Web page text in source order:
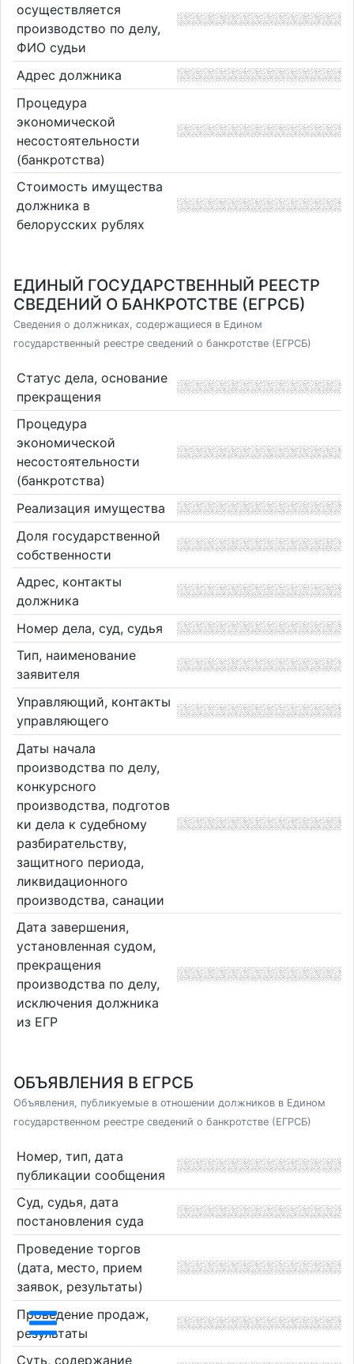
осуществляется
производство по делу,
ФИО судьи
Адрес должника
Процедура
экономической
несостоятельности
(банкротства)
Стоимость имущества
должника в
белорусских рублях
ЕДИНЫЙ ГОСУДАРСТВЕННЫЙ РЕЕСТР
СВЕДЕНИЙ О БАНКРОТСТВЕ (ЕГРСБ)
Сведения о должниках, содержащиеся в Едином
государственный реестре сведений о банкротстве (ЕГРСБ)
Статус дела, основание
прекращения
Процедура
экономической
несостоятельности
(банкротства)
Реализация имущества
Доля государственной
собственности
Адрес, контакты
должника
Номер дела, суд, судья
Тип, наименование
заявителя
Управляющий, контакты
управляющего
Даты начала
производства по делу,
конкурсного
производства, подготов
ки дела к судебному
разбирательству,
защитного периода,
ликвидационного
производства, санации
Дата завершения,
установленная судом,
прекращения
производства по делу,
исключения должника
из ЕГР
ОБЪЯВЛЕНИЯ В ЕГРСБ
Объявления, публикуемые в отношении должников в Едином
государственном реестре сведений о банкротстве (ЕГРСБ)
Номер, тип, дата
публикации сообщения
Суд, судья, дата
постановления суда
Проведение торгов
(дата, место, прием
заявок, результаты)
Проведение продаж,
результаты
Суть, содержание